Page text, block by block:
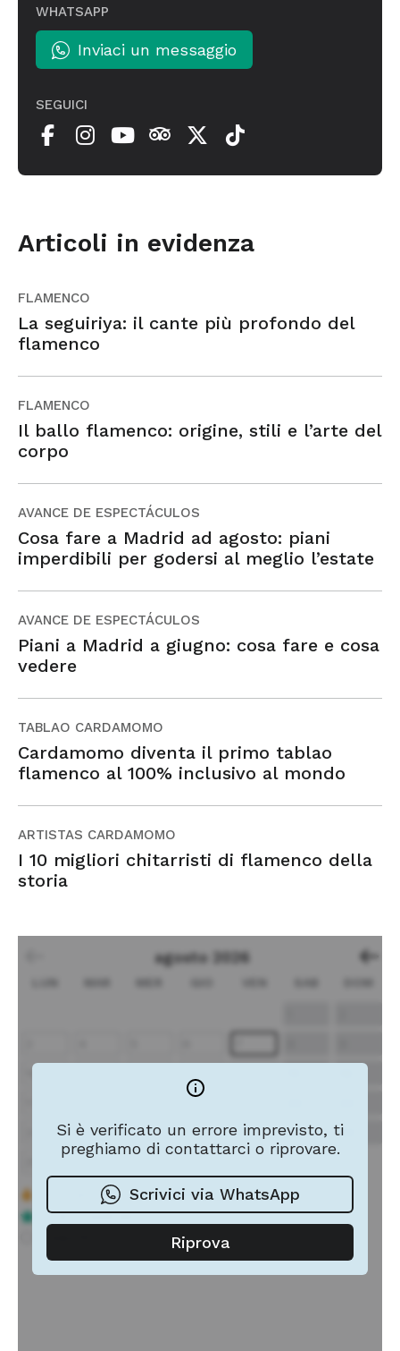
WHATSAPP
Inviaci un messaggio
SEGUICI
Articoli in evidenza
FLAMENCO
La seguiriya: il cante più profondo del
flamenco
FLAMENCO
Il ballo flamenco: origine, stili e l’arte del
corpo
AVANCE DE ESPECTÁCULOS
Cosa fare a Madrid ad agosto: piani
imperdibili per godersi al meglio l’estate
AVANCE DE ESPECTÁCULOS
Piani a Madrid a giugno: cosa fare e cosa
vedere
TABLAO CARDAMOMO
Cardamomo diventa il primo tablao
flamenco al 100% inclusivo al mondo
ARTISTAS CARDAMOMO
I 10 migliori chitarristi di flamenco della
storia